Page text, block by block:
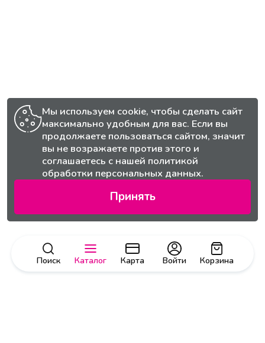
Поиск Каталог Карта Корзина
Войти
Мы используем cookie, чтобы сделать сайт
максимально удобным для вас. Если вы
продолжаете пользоваться сайтом, значит
вы не возражаете против этого и
соглашаетесь с нашей политикой
обработки персональных данных.
Принять